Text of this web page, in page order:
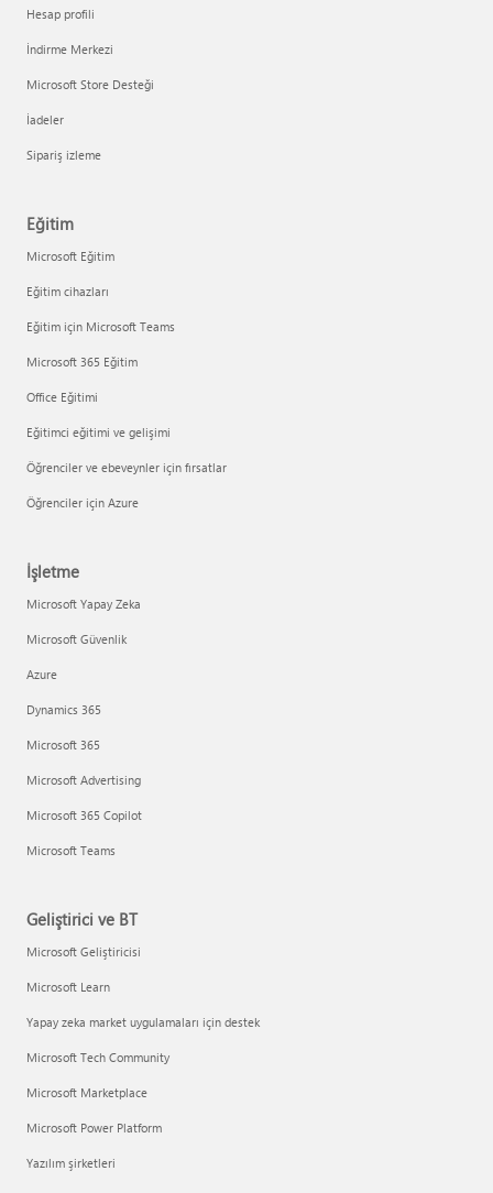
Hesap profili
İndirme Merkezi
Microsoft Store Desteği
İadeler
Sipariş izleme
Eğitim
Microsoft Eğitim
Eğitim cihazları
Eğitim için Microsoft Teams
Microsoft 365 Eğitim
Office Eğitimi
Eğitimci eğitimi ve gelişimi
Öğrenciler ve ebeveynler için fırsatlar
Öğrenciler için Azure
İşletme
Microsoft Yapay Zeka
Microsoft Güvenlik
Azure
Dynamics 365
Microsoft 365
Microsoft Advertising
Microsoft 365 Copilot
Microsoft Teams
Geliştirici ve BT
Microsoft Geliştiricisi
Microsoft Learn
Yapay zeka market uygulamaları için destek
Microsoft Tech Community
Microsoft Marketplace
Microsoft Power Platform
Yazılım şirketleri